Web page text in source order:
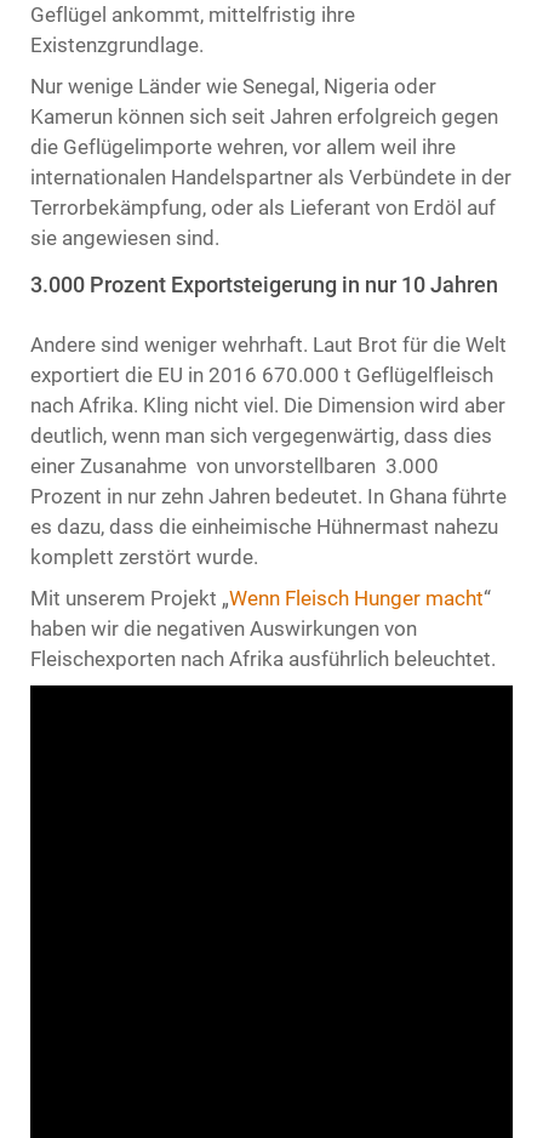
Geflügel ankommt, mittelfristig ihre
Existenzgrundlage.
Nur wenige Länder wie Senegal, Nigeria oder
Kamerun können sich seit Jahren erfolgreich gegen
die Geflügelimporte wehren, vor allem weil ihre
internationalen Handelspartner als Verbündete in der
Terrorbekämpfung, oder als Lieferant von Erdöl auf
sie angewiesen sind.
3.000 Prozent Exportsteigerung in nur 10 Jahren
Andere sind weniger wehrhaft. Laut Brot für die Welt
exportiert die EU in 2016 670.000 t Geflügelfleisch
nach Afrika. Kling nicht viel. Die Dimension wird aber
deutlich, wenn man sich vergegenwärtig, dass dies
einer Zusanahme von unvorstellbaren 3.000
Prozent in nur zehn Jahren bedeutet. In Ghana führte
es dazu, dass die einheimische Hühnermast nahezu
komplett zerstört wurde.
Mit unserem Projekt „Wenn Fleisch Hunger macht“
haben wir die negativen Auswirkungen von
Fleischexporten nach Afrika ausführlich beleuchtet.